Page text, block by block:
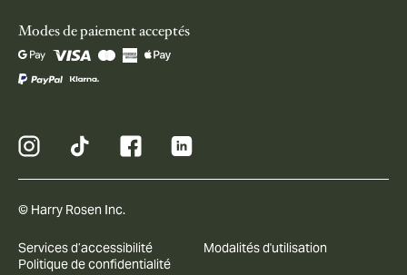
Modes de paiement acceptés
© Harry Rosen Inc.
Services d’accessibilité
Modalités d'utilisation
Politique de confidentialité